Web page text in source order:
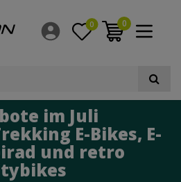
0 0
im Juli
E-Bikes, E-
und retro